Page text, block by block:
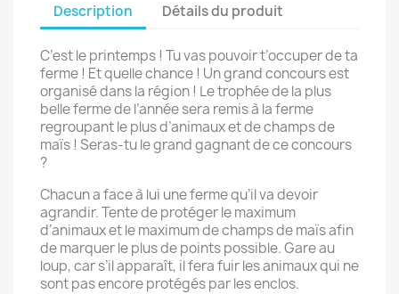
Description Détails du produit
C’est le printemps ! Tu vas pouvoir t’occuper de ta
ferme ! Et quelle chance ! Un grand concours est
organisé dans la région ! Le trophée de la plus
belle ferme de l’année sera remis à la ferme
regroupant le plus d’animaux et de champs de
maïs ! Seras-tu le grand gagnant de ce concours
?
Chacun a face à lui une ferme qu’il va devoir
agrandir. Tente de protéger le maximum
d’animaux et le maximum de champs de maïs afin
de marquer le plus de points possible. Gare au
loup, car s’il apparaît, il fera fuir les animaux qui ne
sont pas encore protégés par les enclos.